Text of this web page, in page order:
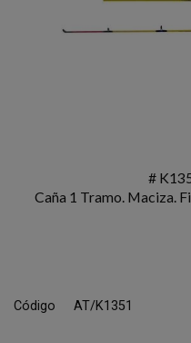
#
Caña 1 Tramo. Maciza.
Código AT/K1351